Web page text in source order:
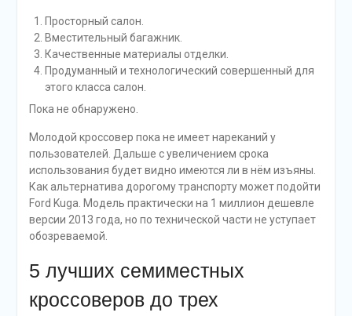
Просторный салон.
Вместительный багажник.
Качественные материалы отделки.
Продуманный и технологический совершенный для
этого класса салон.
Пока не обнаружено.
Молодой кроссовер пока не имеет нареканий у
пользователей. Дальше с увеличением срока
использования будет видно имеются ли в нём изъяны.
Как альтернатива дорогому транспорту может подойти
Ford Kuga. Модель практически на 1 миллион дешевле
версии 2013 года, но по технической части не уступает
обозреваемой.
5 лучших семиместных
кроссоверов до трех